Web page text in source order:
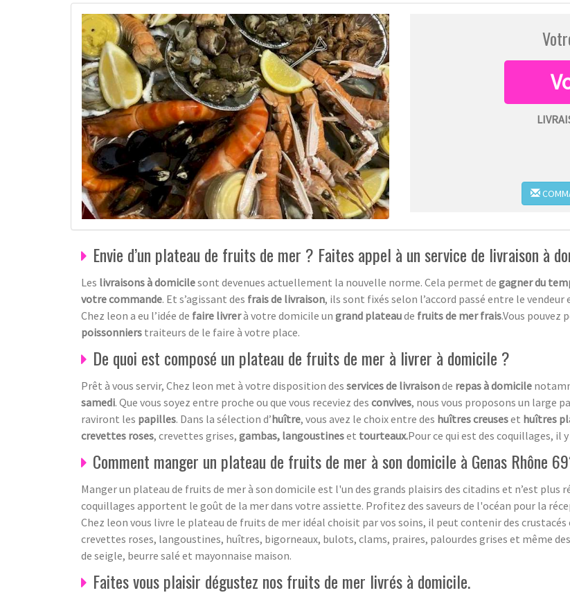
Envie d’un plateau de fruits de mer ? Faites appel à un service de livraison à
Les livraisons à domicilesont devenues actuellement la nouvelle norme. Cela permet de gagner du
votre commande. Et s’agissant des frais de livraison, ils sont fixés selon l’accord passé entre le vendeur
Chez leon a eu l’idée de faire livrerà votre domicile un grand plateaude fruits de mer frais.Vous pouvez
poissonniers traiteurs de le faire à votre place.
De quoi est composé un plateau de fruits de mer à livrer à domicile ?
Prêt à vous servir, Chez leon met à votre disposition des services de livraisonde repas à domicile
samedi. Que vous soyez entre proche ou que vous receviez des convives, nous vous proposons un large
raviront les papilles. Dans la sélection d’huître, vous avez le choix entre des huîtres creuseset huîtres
crevettes roses, crevettes grises, gambas, langoustineset tourteaux.Pour ce qui est des coquillages, il
Comment manger un plateau de fruits de mer à son domicile à Genas Rhône
Manger un plateau de fruits de mer à son domicile est l'un des grands plaisirs des citadins et n’est plus
coquillages apportent le goût de la mer dans votre assiette. Profitez des saveurs de l'océan pour la
Chez leon vous livre le plateau de fruits de mer idéal choisit par vos soins, il peut contenir des
crevettes roses, langoustines, huîtres, bigorneaux, bulots, clams, praires, palourdes grises et même
de seigle, beurre salé et mayonnaise maison.
Faites vous plaisir dégustez nos fruits de mer livrés à domicile.